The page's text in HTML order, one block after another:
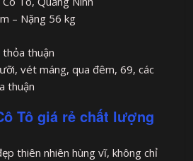
– Nặng 56 kg
thuận
vét máng, qua đêm, 69, các
thuận
Tô giá rẻ chất lượng
thiên nhiên hùng vĩ, không chỉ